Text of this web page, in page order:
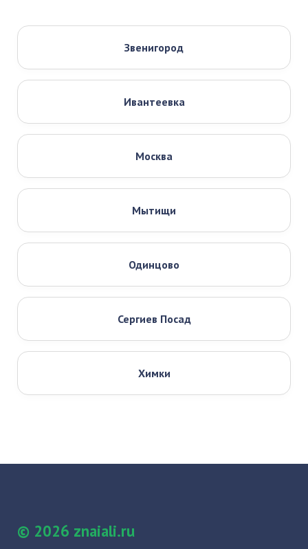
Звенигород
Ивантеевка
Москва
Мытищи
Одинцово
Сергиев Посад
Химки
© 2026 znaiali.ru